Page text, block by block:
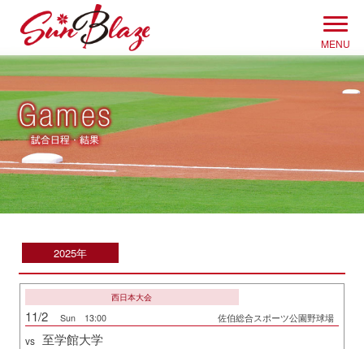
content
MENU
2025年
西日本大会
11/2 Sun 13:00 佐伯総合スポーツ公園野球場
vs 至学館大学